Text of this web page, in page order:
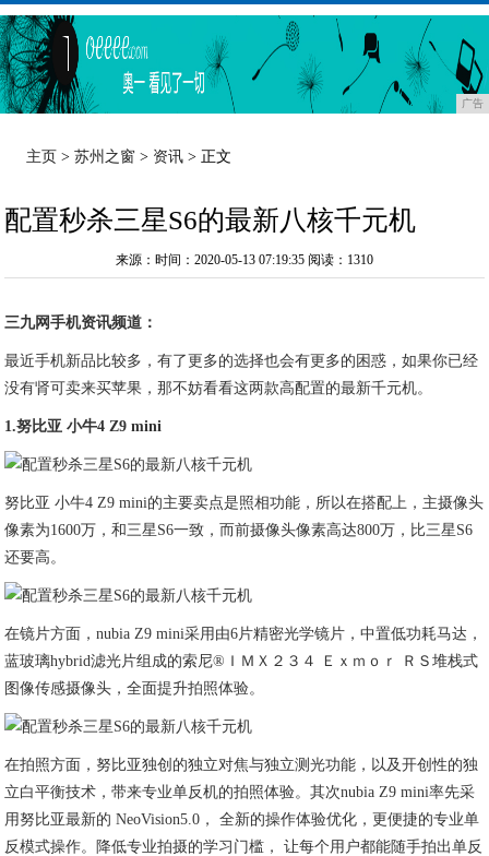
广告
主页 >苏州之窗 > 资讯 > 正文
配置秒杀三星S6的最新八核千元机
来源：时间：2020-05-13 07:19:35 阅读：1310
三九网手机资讯频道：
最近手机新品比较多，有了更多的选择也会有更多的困惑，如果你已经
没有肾可卖来买苹果，那不妨看看这两款高配置的最新千元机。
1.努比亚 小牛4 Z9 mini
努比亚 小牛4 Z9 mini的主要卖点是照相功能，所以在搭配上，主摄像头
像素为1600万，和三星S6一致，而前摄像头像素高达800万，比三星S6
还要高。
在镜片方面，nubia Z9 mini采用由6片精密光学镜片，中置低功耗马达，
蓝玻璃hybrid滤光片组成的索尼®ＩＭＸ２３４ Ｅｘｍｏｒ ＲＳ堆栈式
图像传感摄像头，全面提升拍照体验。
在拍照方面，努比亚独创的独立对焦与独立测光功能，以及开创性的独
立白平衡技术，带来专业单反机的拍照体验。其次nubia Z9 mini率先采
用努比亚最新的 NeoVision5.0， 全新的操作体验优化，更便捷的专业单
反模式操作。降低专业拍摄的学习门槛， 让每个用户都能随手拍出单反